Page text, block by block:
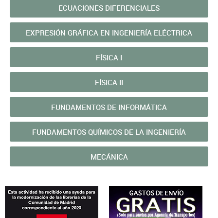
ECUACIONES DIFERENCIALES
EXPRESIÓN GRÁFICA EN INGENIERÍA ELÉCTRICA
FÍSICA I
FÍSICA II
FUNDAMENTOS DE INFORMÁTICA
FUNDAMENTOS QUÍMICOS DE LA INGENIERÍA
MECÁNICA